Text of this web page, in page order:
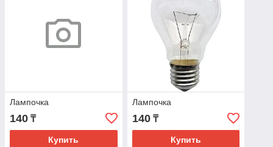
Лампочка
140 ₸
Купить
Лампочка
140₸
Купить